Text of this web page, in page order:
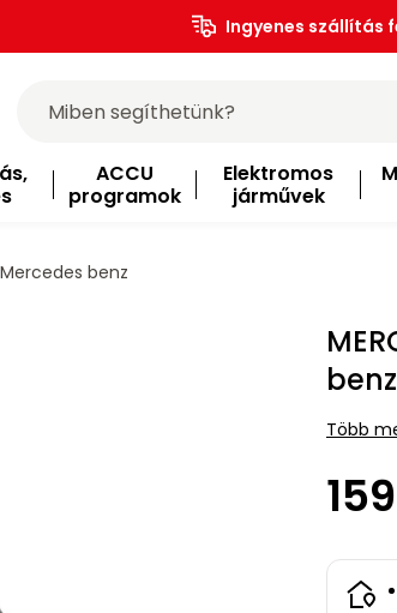
Ingyenes szállítás
ACCU
programok
Elektromos
járművek
Mercedes benz
benz
Több